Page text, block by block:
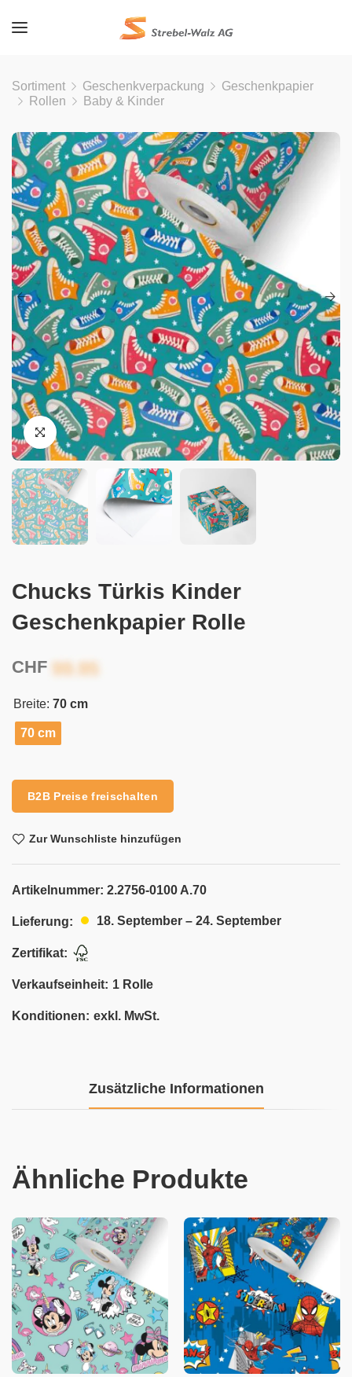
Sortiment Geschenkverpackung
Geschenkpapier
Rollen
Baby & Kinder
Chucks Türkis Kinder
Geschenkpapier Rolle
CHF
Breite: 70 cm
70 cm
B2B Preise freischalten
Zur Wunschliste hinzufügen
Artikelnummer: 2.2756-0100 A.70
Lieferung: 18. September – 24. September
Zertifikat:
Verkaufseinheit: 1 Rolle
Konditionen: exkl. MwSt.
Zusätzliche Informationen
Ähnliche Produkte